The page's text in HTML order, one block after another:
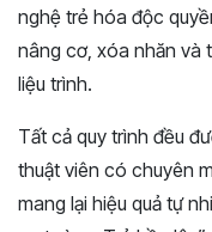
nghệ trẻ hóa độc
nâng cơ, xóa nhăn và
liệu trình.
Tất cả quy trình đều
thuật viên có chuyên
mang lại hiệu quả tự